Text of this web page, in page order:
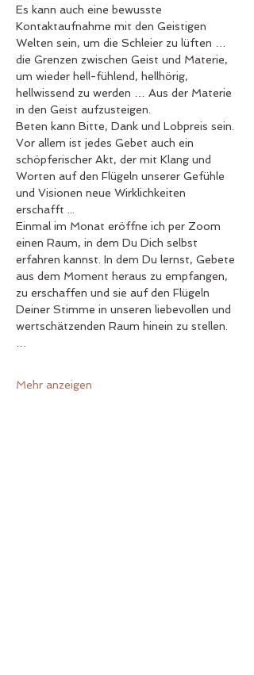
Es kann auch eine bewusste
Kontaktaufnahme mit den Geistigen
Welten sein, um die Schleier zu lüften …
die Grenzen zwischen Geist und Materie,
um wieder hell-fühlend, hellhörig,
hellwissend zu werden … Aus der Materie
in den Geist aufzusteigen.
Beten kann Bitte, Dank und Lobpreis sein.
Vor allem ist jedes Gebet auch ein
schöpferischer Akt, der mit Klang und
Worten auf den Flügeln unserer Gefühle
und Visionen neue Wirklichkeiten
erschafft ...
Einmal im Monat eröffne ich per Zoom
einen Raum, in dem Du Dich selbst
erfahren kannst. In dem Du lernst, Gebete
aus dem Moment heraus zu empfangen,
zu erschaffen und sie auf den Flügeln
Deiner Stimme in unseren liebevollen und
wertschätzenden Raum hinein zu stellen.
Mehr anzeigen